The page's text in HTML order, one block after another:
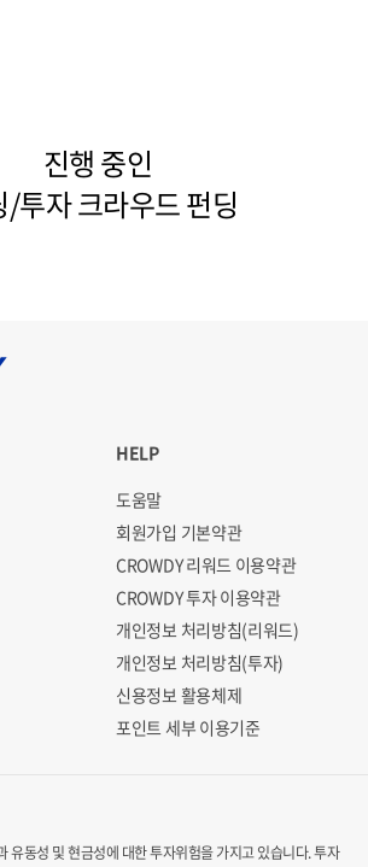
진행 중인
/투자 크라우드 펀딩
HELP
도움말
회원가입 기본약관
CROWDY 리워드 이용약관
CROWDY 투자 이용약관
개인정보 처리방침(리워드)
개인정보 처리방침(투자)
신용정보 활용체제
포인트 세부 이용기준
유동성 및 현금성에 대한 투자위험을 가지고 있습니다.투자